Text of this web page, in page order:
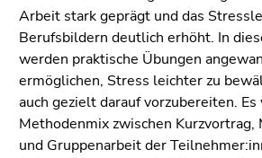
Arbeit stark geprägt und das
Berufsbildern deutlich erhöht. In
werden praktische Übungen
ermöglichen, Stress leichter zu
auch gezielt darauf vorzubereiten.
Methodenmix zwischen Kurzvortrag,
und Gruppenarbeit der